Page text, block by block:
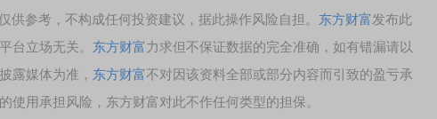
供参考，不构成任何投资建议，据此操作风险自担。 东方财富发布此
台立场无关。 东方财富力求但不保证数据的完全准确，如有错漏请以
露媒体为准， 东方财富不对因该资料全部或部分内容而引致的盈亏承
使用承担风险，东方财富对此不作任何类型的担保。